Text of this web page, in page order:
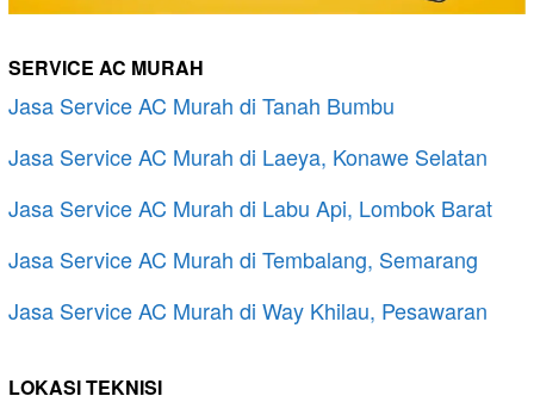
SERVICE AC MURAH
Jasa Service AC Murah di Tanah Bumbu
Jasa Service AC Murah di Laeya, Konawe Selatan
Jasa Service AC Murah di Labu Api, Lombok Barat
Jasa Service AC Murah di Tembalang, Semarang
Jasa Service AC Murah di Way Khilau, Pesawaran
LOKASI TEKNISI